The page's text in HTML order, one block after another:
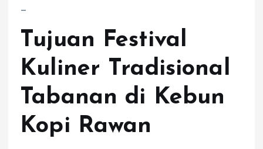
—
Tujuan Festival
Kuliner Tradisional
Tabanan di Kebun
Kopi Rawan